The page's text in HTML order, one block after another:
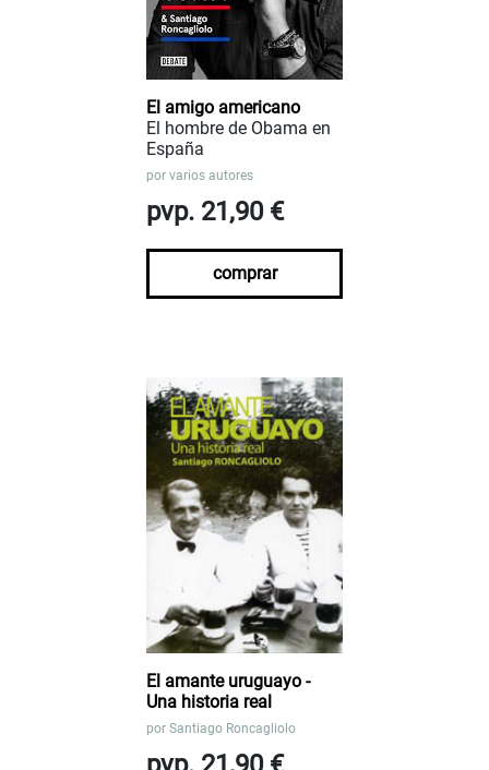
El amigo americano
El hombre de Obama en
España
por varios autores
pvp. 21,90 €
comprar
El amante uruguayo -
Una historia real
por Santiago Roncagliolo